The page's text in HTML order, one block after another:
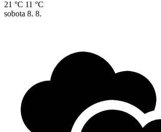
21 °C 11 °C
sobota 8. 8.